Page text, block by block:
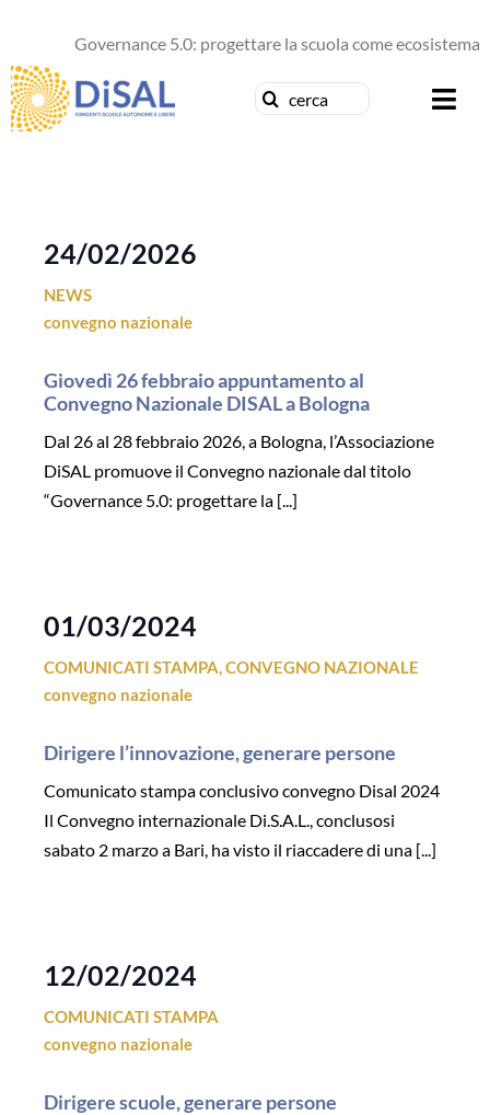
contenuto
Governance 5.0: progettare la scuola come ecosistema
Cerca
Formazione
Contattaci
24/02/2026
NEWS
convegno nazionale
Giovedì 26 febbraio appuntamento al
Convegno Nazionale DISAL a Bologna
Dal 26 al 28 febbraio 2026, a Bologna, l’Associazione
DiSAL promuove il Convegno nazionale dal titolo
“Governance 5.0: progettare la [...]
01/03/2024
COMUNICATI STAMPA,CONVEGNO NAZIONALE
convegno nazionale
Dirigere l’innovazione, generare persone
Comunicato stampa conclusivo convegno Disal 2024
Il Convegno internazionale Di.S.A.L., conclusosi
sabato 2 marzo a Bari, ha visto il riaccadere di una [...]
12/02/2024
COMUNICATI STAMPA
convegno nazionale
Dirigere scuole, generare persone